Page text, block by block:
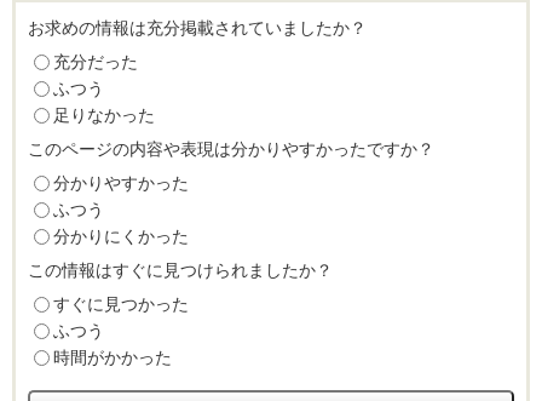
お求めの情報は充分掲載されていましたか？
充分だった
ふつう
足りなかった
このページの内容や表現は分かりやすかったですか？
分かりやすかった
ふつう
分かりにくかった
この情報はすぐに見つけられましたか？
すぐに見つかった
ふつう
時間がかかった